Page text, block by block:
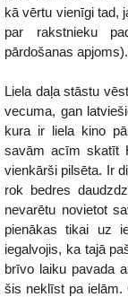
kā vērtu vienīgi tad,
par rakstnieku
pārdošanas apjoms).
Liela daļa stāstu
vecuma, gan
kura ir liela kino
savām acīm skatīt
vienkārši pilsēta. Ir
rok bedres
nevarētu novietot
pienākas tikai uz
iegalvojis, ka tajā
brīvo laiku pavada
šis neklīst pa ielām.